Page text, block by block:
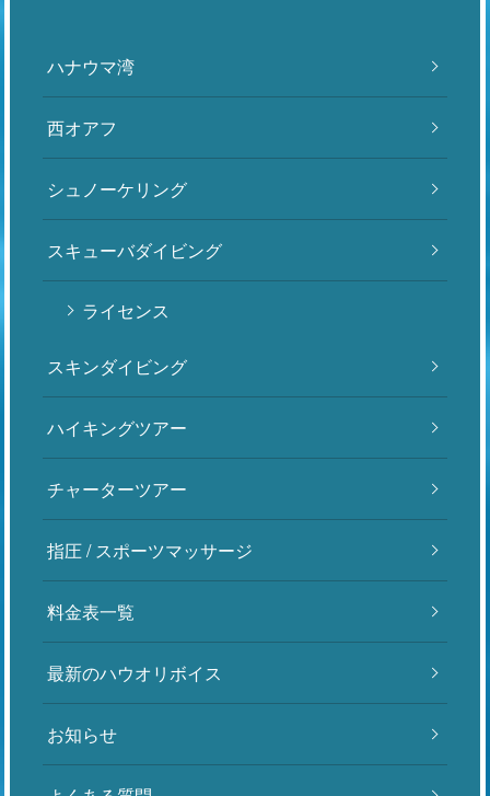
ハナウマ湾
西オアフ
シュノーケリング
スキューバダイビング
ライセンス
スキンダイビング
ハイキングツアー
チャーターツアー
指圧 / スポーツマッサージ
料金表一覧
最新のハウオリボイス
お知らせ